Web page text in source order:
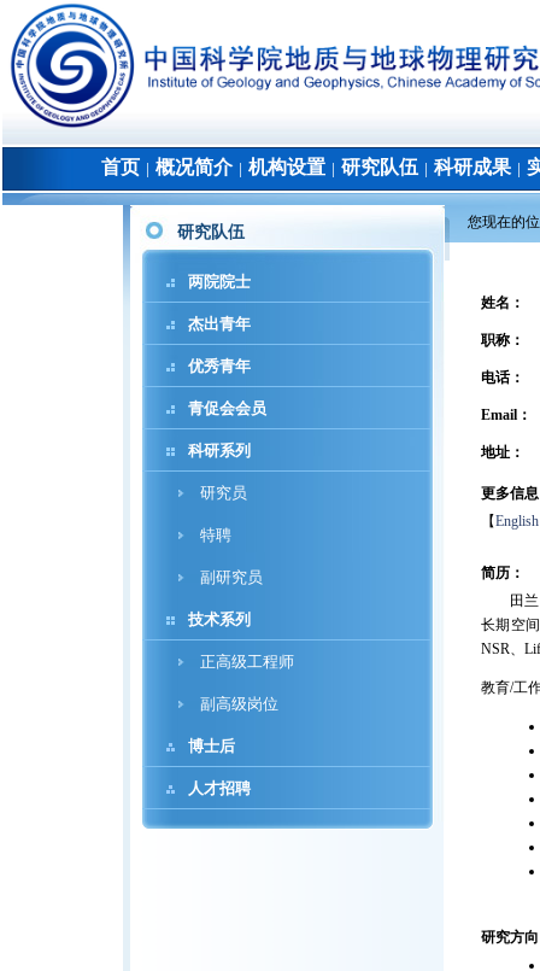
首页 概况简介│ 机构设置 研究队伍 科研成果│
研究队伍
两院院士
杰出青年
优秀青年
青促会会员
科研系列
研究员
特聘
副研究员
技术系列
正高级工程师
副高级岗位
博士后
人才招聘
您现在的
姓名：
职称：
电话：
Email：
地址：
更多信
【English
简历：
田兰香
长期空
NSR、
教育/工
研究方